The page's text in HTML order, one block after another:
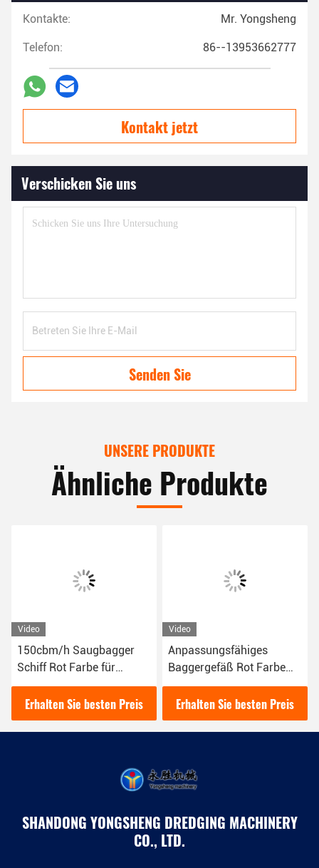
Kontakte: Mr. Yongsheng
Telefon: 86--13953662777
Kontakt jetzt
Verschicken Sie uns
Senden Sie
UNSERE PRODUKTE
Ähnliche Produkte
Video
150cbm/h Saugbagger
Schiff Rot Farbe für
Flußbagger verwendet
Erhalten Sie besten Preis
Video
Anpassungsfähiges
Baggergefäß Rot Farbe
für die
Wasseraufbereitung und
den Bau
Erhalten Sie besten Preis
SHANDONG YONGSHENG DREDGING MACHINERY
CO., LTD.